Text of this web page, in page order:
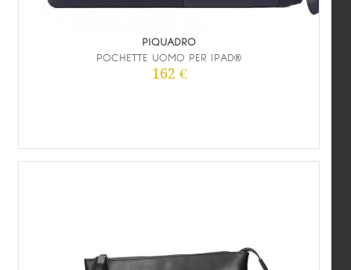
PIQUADRO
POCHETTE UOMO PER IPAD®
162 €